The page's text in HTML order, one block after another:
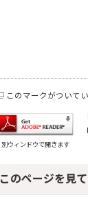
このマークがついて
別ウィンドウで開きます
このページを見